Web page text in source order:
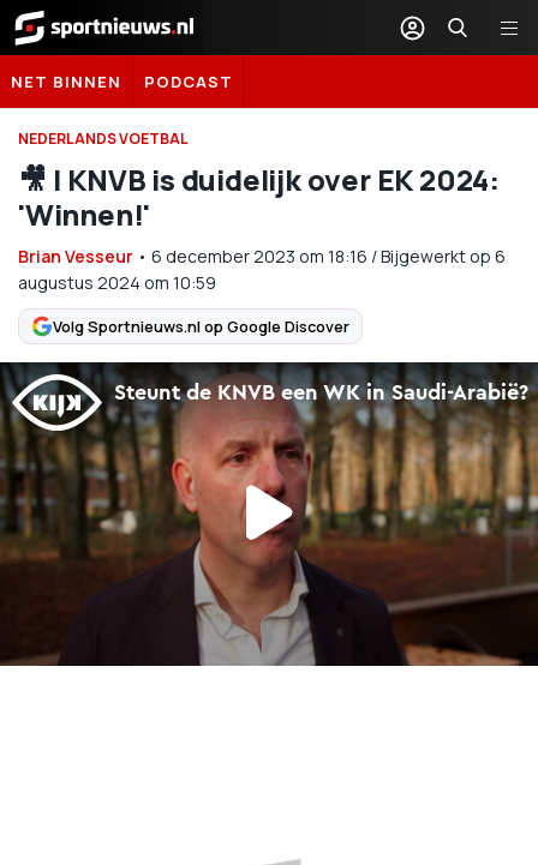
Sportnieuws.nl
NET BINNEN PODCAST
NEDERLANDS VOETBAL
🎥 | KNVB is duidelijk over EK 2024:
'Winnen!'
Brian Vesseur • 6 december 2023 om 18:16 /Bijgewerkt op 6
augustus 2024 om 10:59
Volg Sportnieuws.nl op Google Discover